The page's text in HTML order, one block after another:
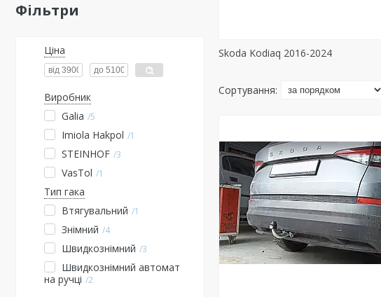
Фільтри
Ціна
Виробник
Galia 5
Imiola Hakpol 1
STEINHOF 3
VasTol 1
Тип гака
Втягувальний
1
Знімний 4
Швидкознімний 3
Швидкознімний автомат
на ручці 2
Skoda Kodiaq 2016-2024